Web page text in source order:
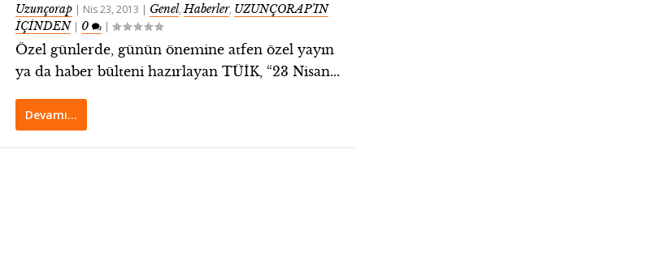
Uzunçorap| Nis 23, 2013 | Genel,Haberler, UZUNÇORAP’IN
İÇİNDEN| 0 |
Özel günlerde, günün önemine atfen özel yayın
ya da haber bülteni hazırlayan TÜİK, “23 Nisan...
Devamı…